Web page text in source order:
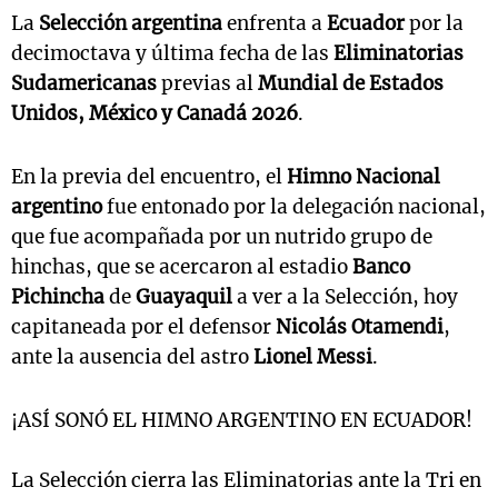
La Selección argentinaenfrenta aEcuadorpor la
decimoctava y última fecha de las Eliminatorias
Sudamericanasprevias alMundial de Estados
Unidos, México y Canadá 2026.
En la previa del encuentro, elHimno Nacional
argentinofue entonado por la delegación nacional,
que fue acompañada por un nutrido grupo de
hinchas, que se acercaron al estadioBanco
PichinchadeGuayaquila ver a la Selección, hoy
capitaneada por el defensorNicolás Otamendi,
ante la ausencia del astroLionel Messi.
¡ASÍ SONÓ EL HIMNO ARGENTINO EN ECUADOR!
La Selección cierra las Eliminatorias ante la Tri en